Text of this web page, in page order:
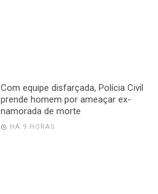
Com equipe disfarçada, Polícia Civil
prende homem por ameaçar ex-
namorada de morte
HÁ 9 HORAS